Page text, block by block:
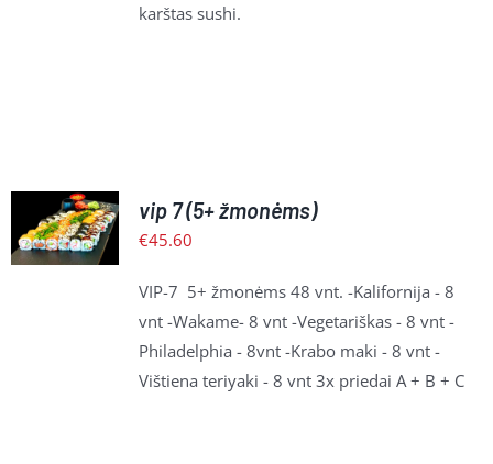
karštas sushi.
Į
KREPŠELĮ
/
PLAČIAU
vip 7 (5+ žmonėms)
€45.60
VIP-7 5+ žmonėms 48 vnt. -Kalifornija - 8
vnt -Wakame- 8 vnt -Vegetariškas - 8 vnt -
Philadelphia - 8vnt -Krabo maki - 8 vnt -
Vištiena teriyaki - 8 vnt 3x priedai A + B + C